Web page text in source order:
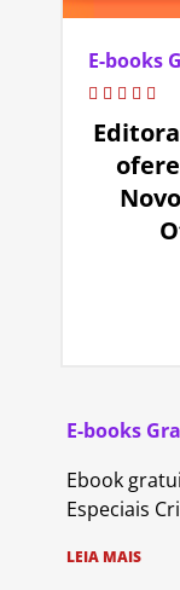
E-books
E-books
Ebook
Especiais
LEIA MAIS